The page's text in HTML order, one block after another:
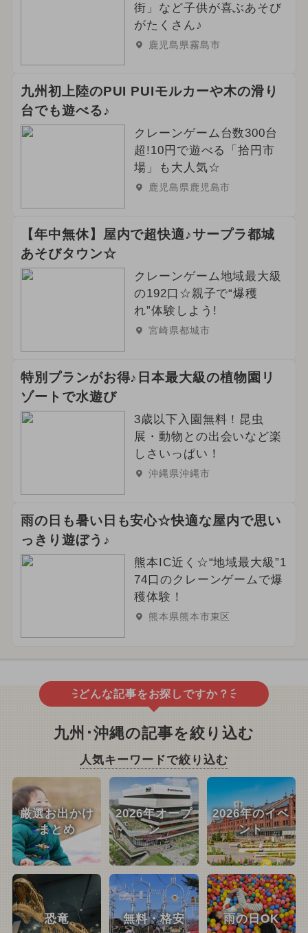
街」など子供が喜ぶあそび
がたくさん♪
鹿児島県霧島市
九州初上陸のPUI PUIモルカーや木の滑り
台でも遊べる♪
クレーンゲーム台数300台
超!10円で遊べる「拾円市
場」も大人気☆
鹿児島県鹿児島市
【年中無休】屋内で超快適♪サープラ都城
あそびタウン☆
クレーンゲーム地域最大級
の192口☆親子で“爆穫
れ”体験しよう!
宮崎県都城市
特別プランがお得♪日本最大級の植物園リ
ゾートで水遊び
3歳以下入園無料！昆虫
展・動物との出会いなど楽
しさいっぱい！
沖縄県沖縄市
雨の日も暑い日も安心☆快適な屋内で思い
っきり遊ぼう♪
熊本IC近く☆“地域最大級”1
74口のクレーンゲームで爆
穫体験！
熊本県熊本市東区
どんな記事をお探しですか？
九州･沖縄の記事を絞り込む
人気キーワードで絞り込む
厳選お出かけ
まとめ
2026年オープ
ン
2026年のイベ
ント
恐竜 無料・格安 雨の日OK